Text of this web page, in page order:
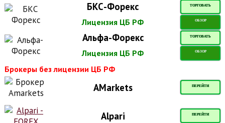
БКС-Форекс ТОРГОВАТЬ
Лицензия ЦБ РФ ОБЗОР
Альфа-Форекс ТОРГОВАТЬ
Лицензия ЦБ РФ ОБЗОР
Брокеры без лицензии ЦБ РФ
AMarkets ПЕРЕЙТИ
Alpari ПЕРЕЙТИ